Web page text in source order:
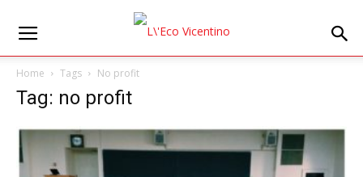
Home Tags No profit
Tag: no profit